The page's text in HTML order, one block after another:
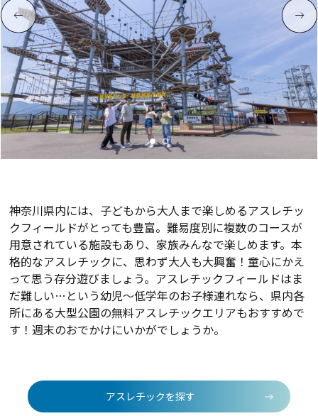
神奈川県内には、子どもから大人まで楽しめるアスレチッ
クフィールドがとっても豊富。難易度別に複数のコースが
用意されている施設もあり、家族みんなで楽しめます。本
格的なアスレチックに、思わず大人も大興奮！童心にかえ
って思う存分遊びましょう。アスレチックフィールドはま
だ難しい…という幼児～低学年のお子様連れなら、県内各
所にある大型公園の無料アスレチックエリアもおすすめで
す！週末のおでかけにいかがでしょうか。
アスレチックを探す